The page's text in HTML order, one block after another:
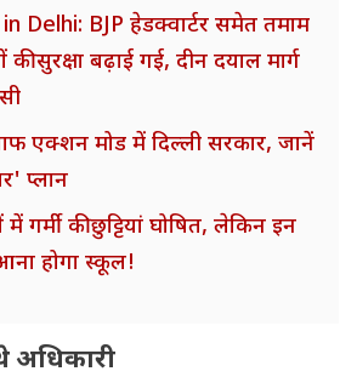
Delhi: BJP हेडक्वार्टर समेत तमाम
की सुरक्षा बढ़ाई गई, दीन दयाल मार्ग
एक्शन मोड में दिल्ली सरकार, जानें
प्लान
गर्मी की छुट्टियां घोषित, लेकिन इन
होगा स्कूल!
अधिकारी